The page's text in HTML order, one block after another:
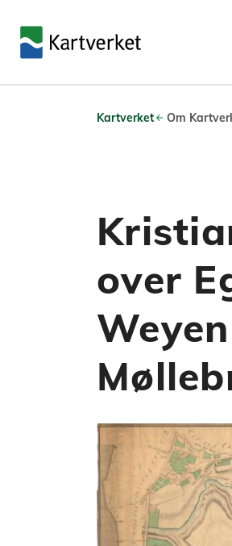
Kartverket Om
over